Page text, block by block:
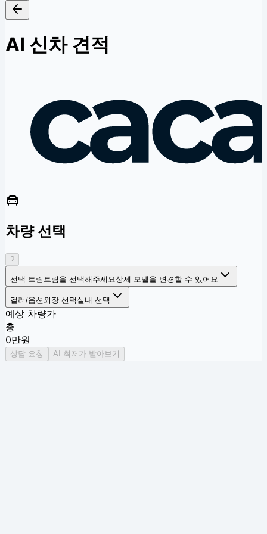
AI 신차 견적
차량 선택
?
선택 트림 트림을 선택해주세요상세 모델을 변경할 수 있어요
컬러/옵션 외장 선택 실내 선택
예상 차량가
총
0만원
상담 요청 AI 최저가 받아보기